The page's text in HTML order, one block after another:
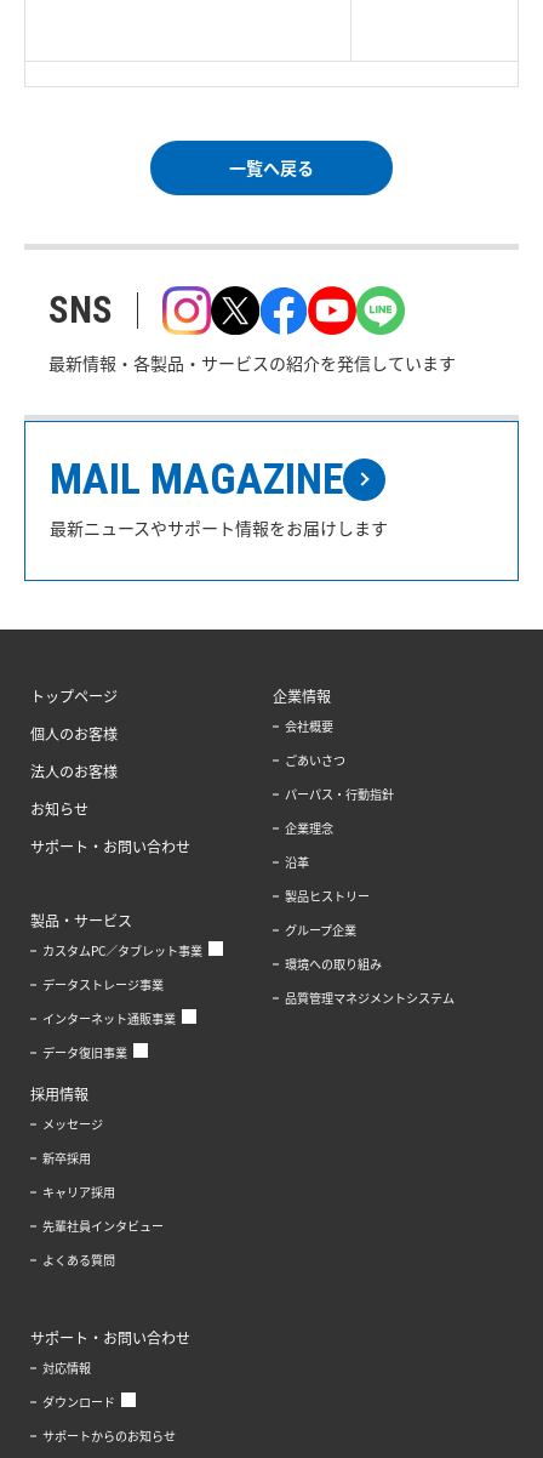
一覧へ戻る
SNS
最新情報・各製品・サービスの紹介を発信しています
MAIL MAGAZINE
最新ニュースやサポート情報をお届けします
トップページ
個人のお客様
法人のお客様
お知らせ
サポート・お問い合わせ
製品・サービス
カスタムPC／タブレット事業
データストレージ事業
インターネット通販事業
データ復旧事業
企業情報
会社概要
ごあいさつ
パーパス・行動指針
企業理念
沿革
製品ヒストリー
グループ企業
環境への取り組み
品質管理マネジメントシステム
採用情報
メッセージ
新卒採用
キャリア採用
先輩社員インタビュー
よくある質問
サポート・お問い合わせ
対応情報
ダウンロード
サポートからのお知らせ